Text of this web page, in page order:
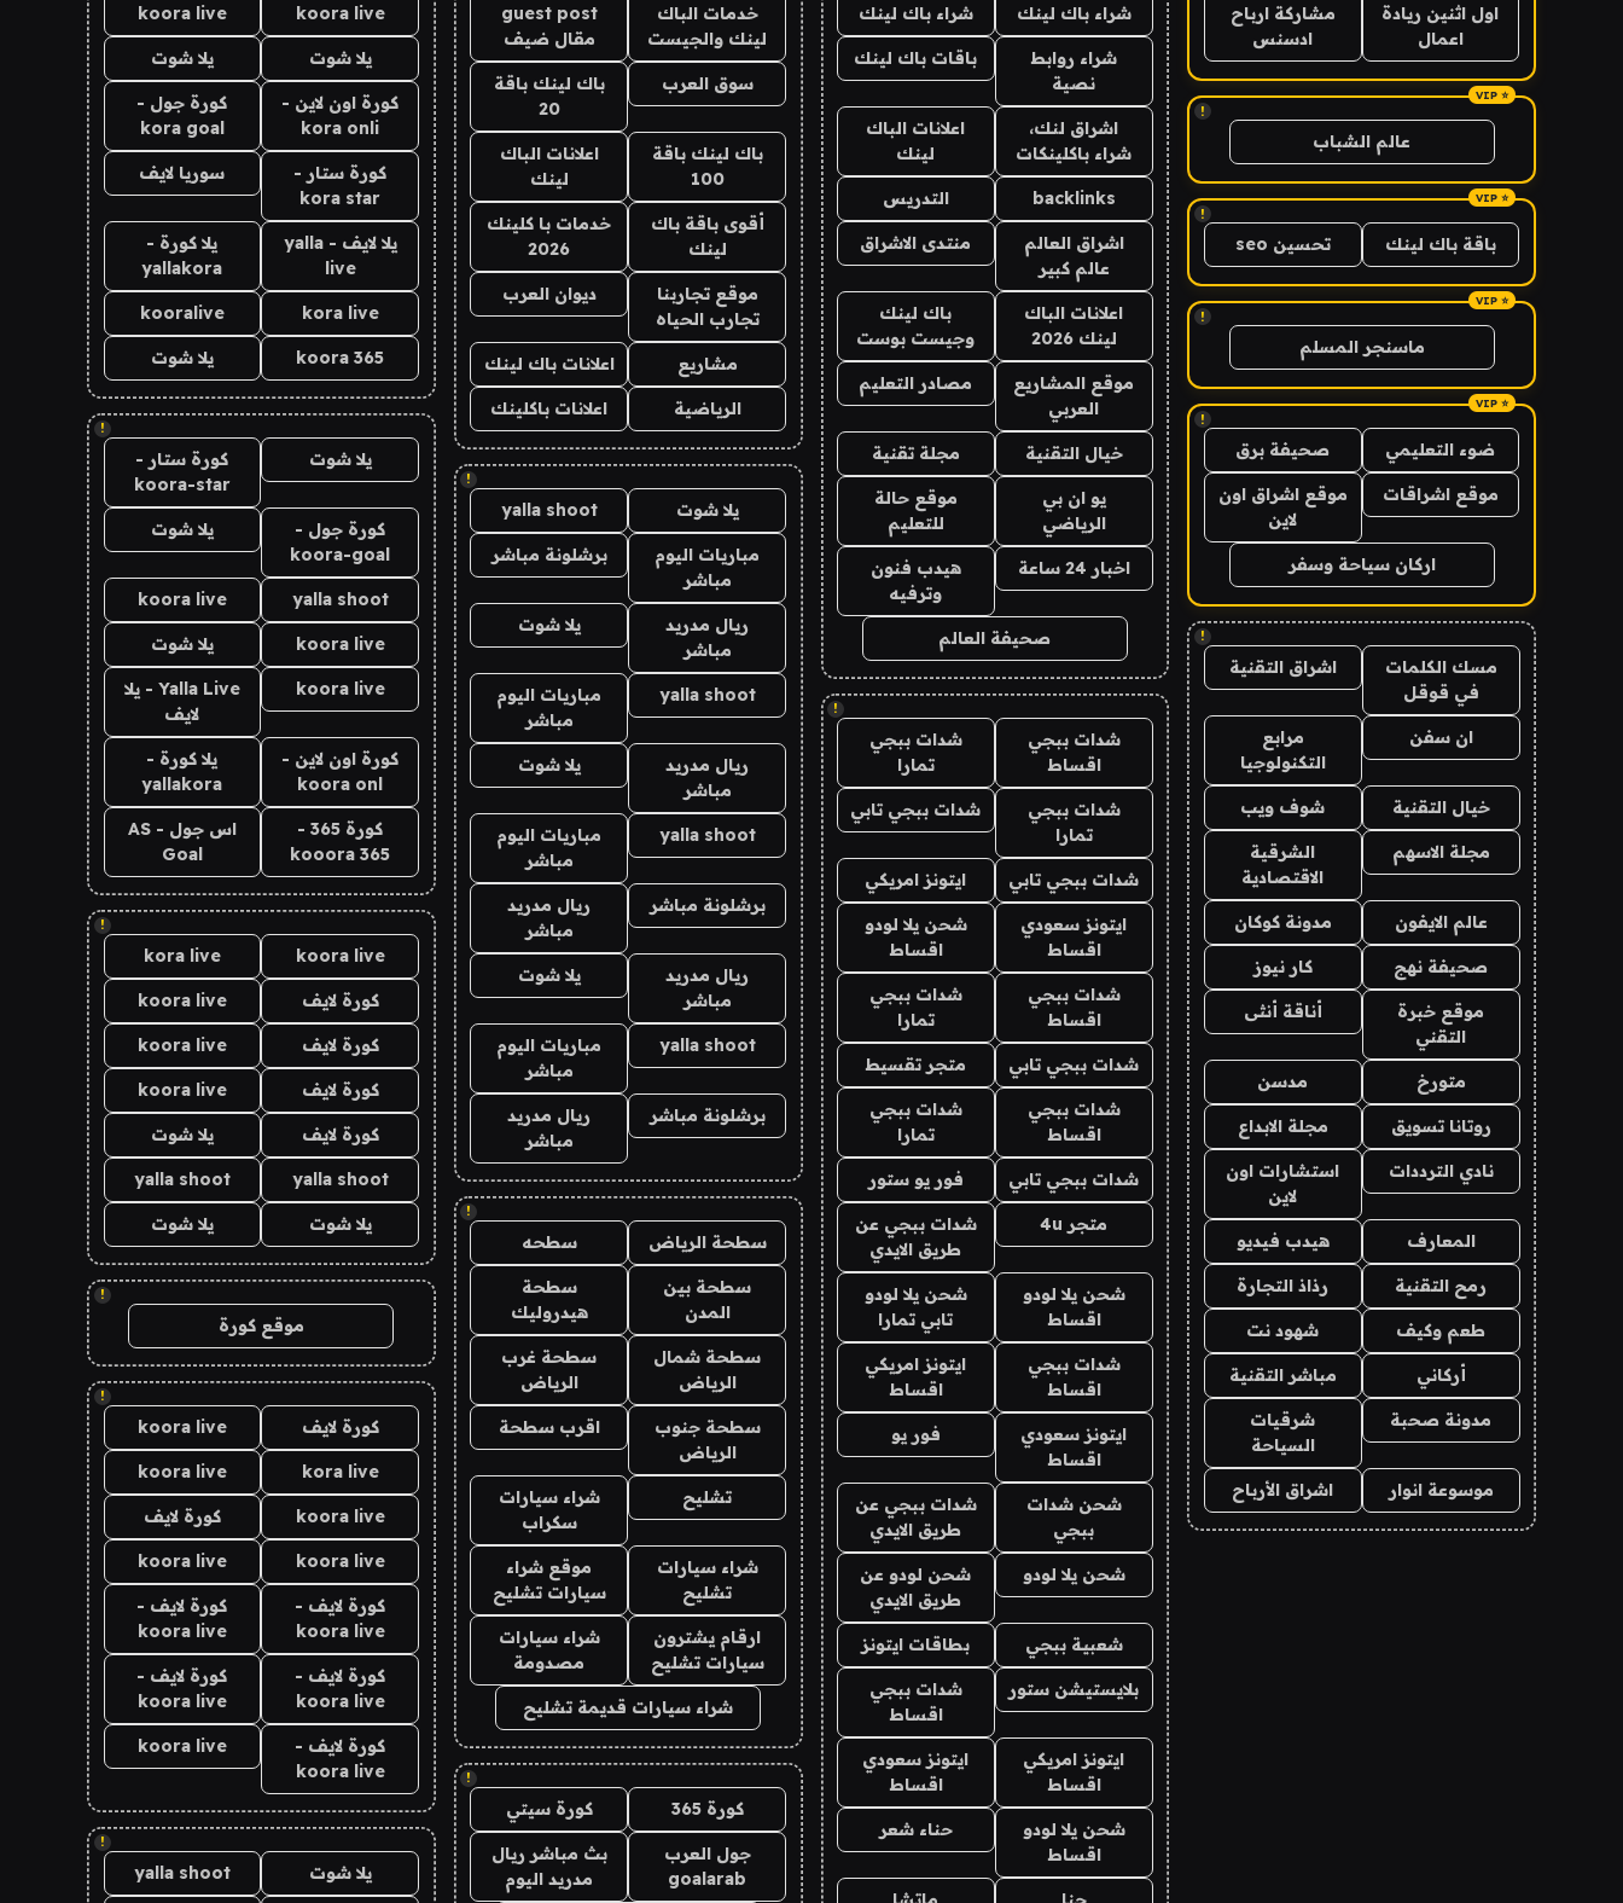
اول اثنين ريادة
اعمال
مشاركة ارباح
ادسنس
!
عالم الشباب
!
باقة باك لينك تحسين seo
!
ماسنجر المسلم
!
ضوء التعليمي صحيفة برق
موقع اشراقات
موقع اشراق اون
لاين
اركان سياحة وسفر
!
مسك الكلمات
في قوقل
اشراق التقنية
ان سفن
مرابع
التكنولوجيا
خيال التقنية شوف ويب
مجلة الاسهم
الشرقية
الاقتصادية
عالم الايفون مدونة كوكان
صحيفة نهج كار نيوز
موقع خبرة
التقني
أناقة أنثى
متورخ مدسن
روتانا تسويق مجلة الابداع
نادي الترددات
استشارات اون
لاين
المعارف هيدب فيديو
رمح التقنية رذاذ التجارة
طعم وكيف شهود نت
أركاني مباشر التقنية
مدونة صحبة
شرقيات
السياحة
موسوعة انوار اشراق الأرباح
شراء باك لينك شراء باك لينك
شراء روابط
نصية
باقات باك لينك
اشراق لنك،
شراء باكلينكات
اعلانات الباك
لينك
backlinks التدريس
اشراق العالم
عالم كبير
منتدى الاشراق
اعلانات الباك
لينك 2026
باك لينك
وجيست بوست
موقع المشاريع
العربي
مصادر التعليم
خيال التقنية مجلة تقنية
يو ان بي
الرياضي
موقع حالة
للتعليم
اخبار 24 ساعة
هيدب فنون
وترفيه
صحيفة العالم
!
شدات ببجي
اقساط
شدات ببجي
تمارا
شدات ببجي
تمارا
شدات ببجي تابي
شدات ببجي تابي ايتونز امريكي
ايتونز سعودي
اقساط
شحن يلا لودو
اقساط
شدات ببجي
اقساط
شدات ببجي
تمارا
شدات ببجي تابي متجر تقسيط
شدات ببجي
اقساط
شدات ببجي
تمارا
شدات ببجي تابي فور يو ستور
متجر 4u
شدات ببجي عن
طريق الايدي
شحن يلا لودو
اقساط
شحن يلا لودو
تابي تمارا
شدات ببجي
اقساط
ايتونز امريكي
اقساط
ايتونز سعودي
اقساط
فور يو
شحن شدات
ببجي
شدات ببجي عن
طريق الايدي
شحن يلا لودو
شحن لودو عن
طريق الايدي
شعبية ببجي بطاقات ايتونز
بلايستيشن ستور
شدات ببجي
اقساط
ايتونز امريكي
اقساط
ايتونز سعودي
اقساط
شحن يلا لودو
اقساط
حناء شعر
خدمات الباك
لينك والجيست
guest post
مقال ضيف
سوق العرب
باك لينك باقة
20
باك لينك باقة
100
اعلانات الباك
لينك
أقوى باقة باك
لينك
خدمات با كلينك
2026
موقع تجاربنا
تجارب الحياه
ديوان العرب
مشاريع اعلانات باك لينك
الرياضية اعلانات باكلينك
!
يلا شوت yalla shoot
مباريات اليوم
مباشر
برشلونة مباشر
ريال مدريد
مباشر
يلا شوت
yalla shoot
مباريات اليوم
مباشر
ريال مدريد
مباشر
يلا شوت
yalla shoot
مباريات اليوم
مباشر
برشلونة مباشر
ريال مدريد
مباشر
ريال مدريد
مباشر
يلا شوت
yalla shoot
مباريات اليوم
مباشر
برشلونة مباشر
ريال مدريد
مباشر
!
سطحة الرياض سطحه
سطحة بين
المدن
سطحة
هيدروليك
سطحة شمال
الرياض
سطحة غرب
الرياض
سطحة جنوب
الرياض
اقرب سطحة
تشليح
شراء سيارات
سكراب
شراء سيارات
تشليح
موقع شراء
سيارات تشليح
ارقام يشترون
سيارات تشليح
شراء سيارات
مصدومة
شراء سيارات قديمة تشليح
!
كورة 365 كورة سيتي
جول العرب
goalarab
بث مباشر ريال
مدريد اليوم
koora live
koora live
يلا شوت يلا شوت
كورة اون لاين -
kora onli
كورة جول -
kora goal
كورة ستار -
kora star
سوريا لايف
يلا لايف - yalla
live
يلا كورة -
yallakora
kora live
kooralive
koora 365 يلا شوت
!
يلا شوت
كورة ستار -
koora-star
كورة جول -
koora-goal
يلا شوت
yalla shoot
koora live
koora live يلا شوت
koora live
Yalla Live - يلا
لايف
كورة اون لاين -
koora onl
يلا كورة -
yallakora
كورة 365 -
kooora 365
اس جول - AS
Goal
!
koora live
kora live
كورة لايف koora live
كورة لايف koora live
كورة لايف koora live
كورة لايف يلا شوت
yalla shoot
yalla shoot
يلا شوت يلا شوت
!
موقع كورة
!
كورة لايف koora live
kora live
koora live
koora live كورة لايف
koora live
koora live
كورة لايف -
koora live
كورة لايف -
koora live
كورة لايف -
koora live
كورة لايف -
koora live
كورة لايف -
koora live
koora live
!
يلا شوت yalla shoot